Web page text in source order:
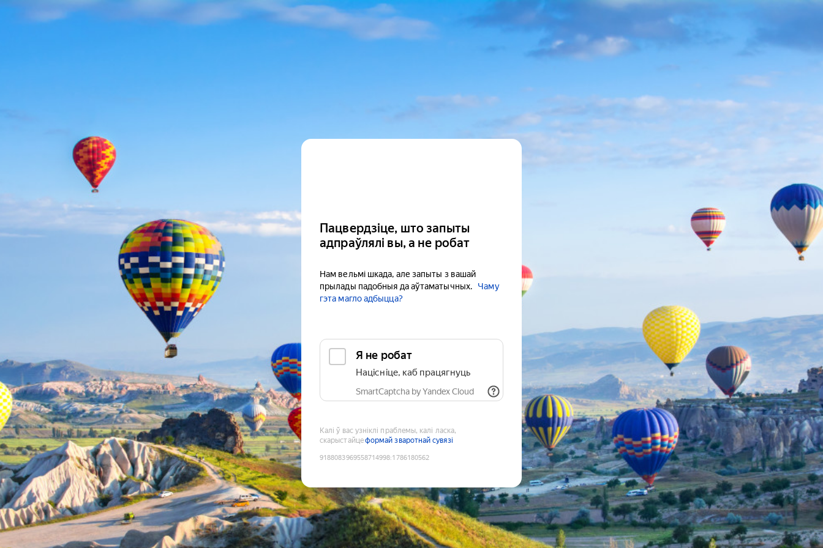
Пацвердзіце, што запыты
адпраўлялі вы, а не робат
Нам вельмі шкада, але запыты з вашай
прылады падобныя да аўтаматычных.
Чаму
гэта магло адбыцца?
Я не робат
Націсніце, каб працягнуць
SmartCaptcha by Yandex Cloud
Калі ў вас узніклі праблемы, калі ласка,
скарыстайцеформай зваротнай сувязі
9188083969558714998:1786180562